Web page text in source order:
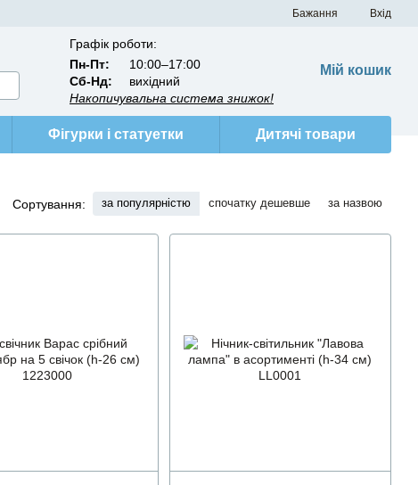
Бажання Вхід
Графік роботи:
Пн-Пт:
10:00–17:00
Сб-Нд:
вихідний
Накопичувальна система знижок!
Мій кошик
Фігурки і статуетки Дитячі товари
Сортування: за популярністю спочатку дешевше за назвою